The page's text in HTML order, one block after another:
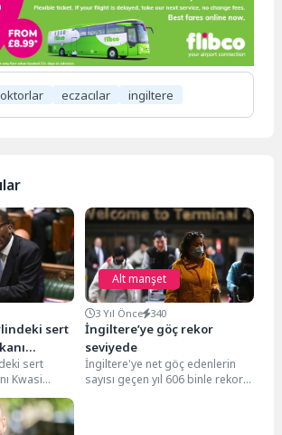
eczacılar ingiltere
sert
tahtasına
sert
Kwasi
siyasiler
Alt manşet
3 Yıl Önce 340
İngiltere’ye göç rekor
seviyede
İngiltere'ye net göç edenlerin
sayısı geçen yıl 606 binle rekor